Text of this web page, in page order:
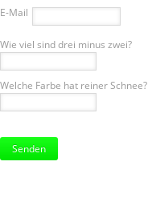
E-Mail
Wie viel sind drei minus zwei?
Welche Farbe hat reiner Schnee?
lasse
dieses